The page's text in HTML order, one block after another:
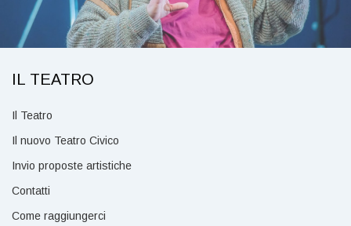
IL TEATRO
Il Teatro
Il nuovo Teatro Civico
Invio proposte artistiche
Contatti
Come raggiungerci